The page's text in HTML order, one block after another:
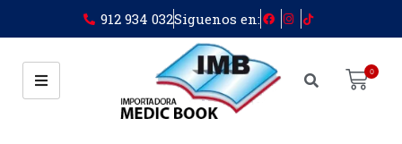
912 934 032Siguenos en:
0